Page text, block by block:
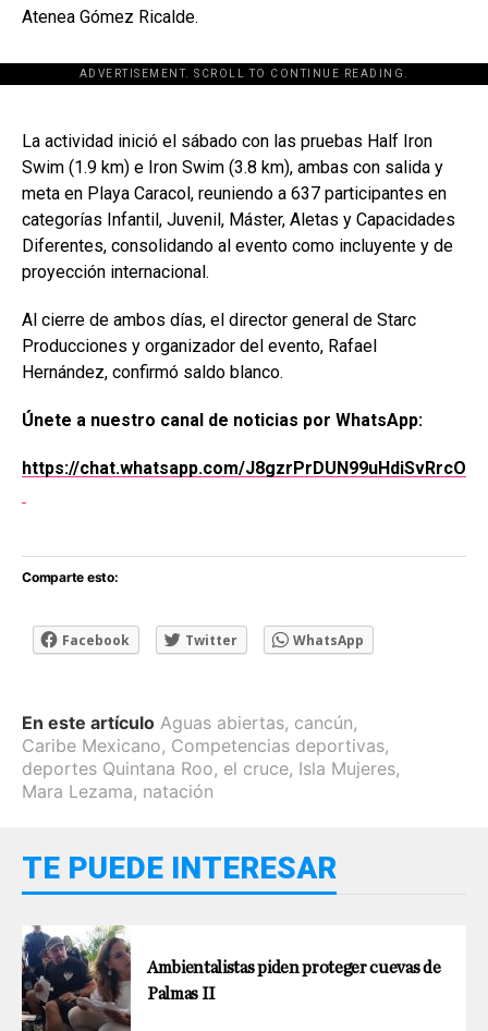
Atenea Gómez Ricalde.
ADVERTISEMENT. SCROLL TO CONTINUE READING.
[adsforwp id="243463"]
La actividad inició el sábado con las pruebas Half Iron
Swim (1.9 km) e Iron Swim (3.8 km), ambas con salida y
meta en Playa Caracol, reuniendo a 637 participantes en
categorías Infantil, Juvenil, Máster, Aletas y Capacidades
Diferentes, consolidando al evento como incluyente y de
proyección internacional.
Al cierre de ambos días, el director general de Starc
Producciones y organizador del evento, Rafael
Hernández, confirmó saldo blanco.
Únete a nuestro canal de noticias por WhatsApp:
https://chat.whatsapp.com/J8gzrPrDUN99uHdiSvRrcO
Comparte esto:
Facebook Twitter WhatsApp
En este artículo Aguas abiertas, cancún,
Caribe Mexicano, Competencias deportivas,
deportes Quintana Roo, el cruce, Isla Mujeres,
Mara Lezama, natación
TE PUEDE INTERESAR
Ambientalistas piden proteger cuevas de
Palmas II